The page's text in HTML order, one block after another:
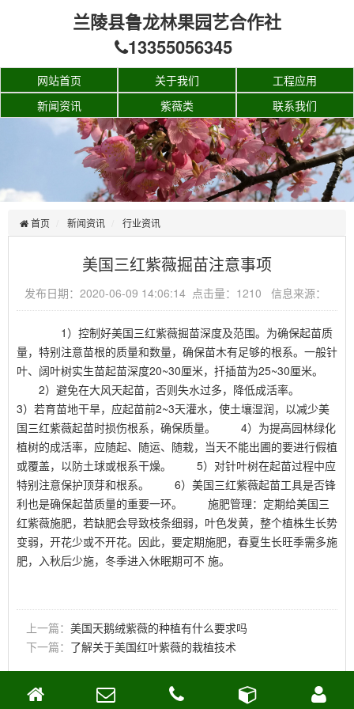
兰陵县鲁龙林果园艺合作社
13355056345
网站首页 关于我们
工程应用
新闻资讯
紫薇类 联系我们
首页 新闻资讯 行业资讯
美国三红紫薇掘苗注意事项
发布日期：2020-06-09 14:06:14 点击量：1210 信息来源：
1）控制好美国三红紫薇掘苗深度及范围。为确保起苗质
量，特别注意苗根的质量和数量，确保苗木有足够的根系。一般针
叶、阔叶树实生苗起苗深度20~30厘米，扦插苗为25~30厘米。
2）避免在大风天起苗，否则失水过多，降低成活率。
3）若育苗地干旱，应起苗前2~3天灌水，使土壤湿润，以减少美
国三红紫薇起苗时损伤根系，确保质量。 4）为提高园林绿化
植树的成活率，应随起、随运、随栽，当天不能出圃的要进行假植
或覆盖，以防土球或根系干燥。 5）对针叶树在起苗过程中应
特别注意保护顶芽和根系。 6）美国三红紫薇起苗工具是否锋
利也是确保起苗质量的重要一环。 施肥管理：定期给美国三
红紫薇施肥，若缺肥会导致枝条细弱，叶色发黄，整个植株生长势
变弱，开花少或不开花。因此，要定期施肥，春夏生长旺季需多施
肥，入秋后少施，冬季进入休眠期可不 施。
上一篇： 美国天鹅绒紫薇的种植有什么要求吗
下一篇： 了解关于美国红叶紫薇的栽植技术